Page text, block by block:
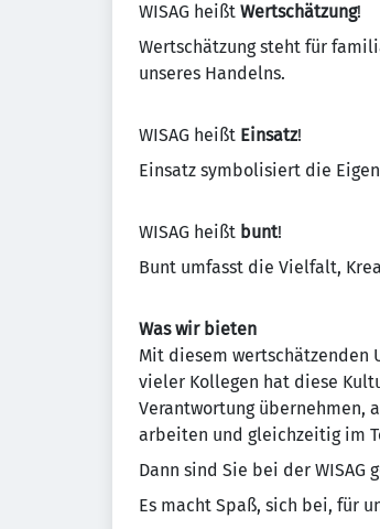
WISAG heißt Wertschätzung!
Wertschätzung steht für
unseres Handelns.
WISAG heißt Einsatz!
Einsatz symbolisiert die
WISAG heißt bunt!
Bunt umfasst die Vielfalt,
Was wir bieten
Mit diesem wertschätzenden
vieler Kollegen hat diese
Verantwortung übernehmen,
arbeiten und gleichzeitig im
Dann sind Sie bei der WISAG
Es macht Spaß, sich bei, für